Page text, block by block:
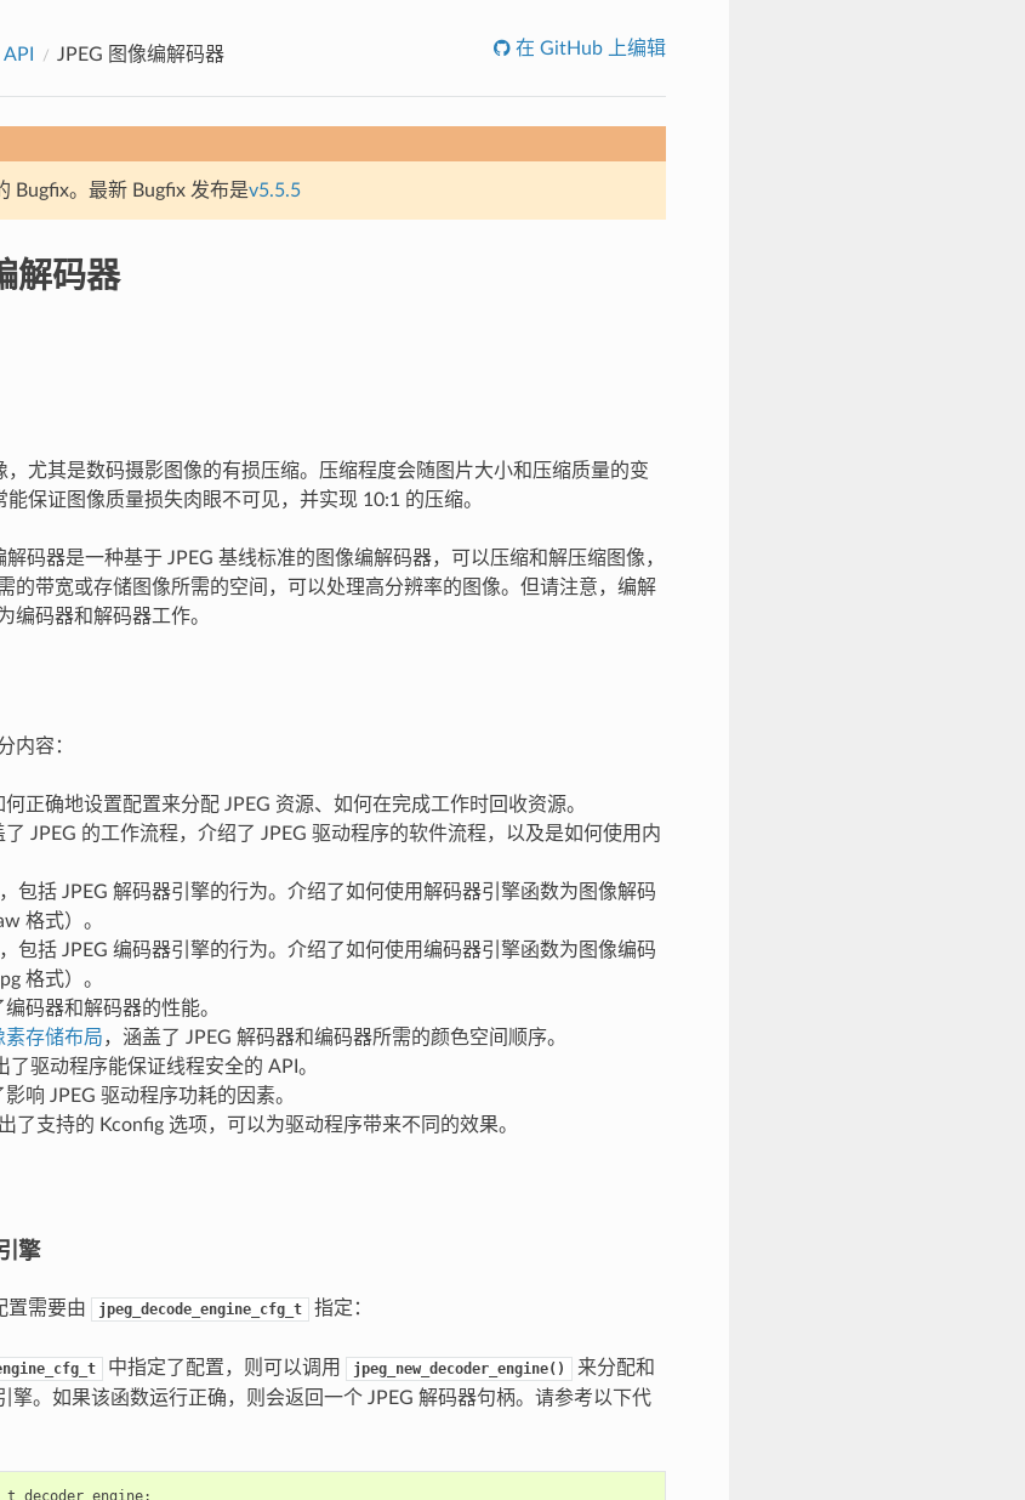
JPEG 图像编解码器 在 GitHub 上编辑
Bugfix。最新 Bugfix 发布是v5.5.5
解码器
，尤其是数码摄影图像的有损压缩。压缩程度会随图片大小和压缩质量的变
能保证图像质量损失肉眼不可见，并实现 10:1 的压缩。
解码器是一种基于 JPEG 基线标准的图像编解码器，可以压缩和解压缩图像，
的带宽或存储图像所需的空间，可以处理高分辨率的图像。但请注意，编解
编码器和解码器工作。
内容：
正确地设置配置来分配 JPEG 资源、如何在完成工作时回收资源。
了 JPEG 的工作流程，介绍了 JPEG 驱动程序的软件流程，以及是如何使用内
包括 JPEG 解码器引擎的行为。介绍了如何使用解码器引擎函数为图像解码
格式）。
包括 JPEG 编码器引擎的行为。介绍了如何使用编码器引擎函数为图像编码
格式）。
编码器和解码器的性能。
素存储布局，涵盖了 JPEG 解码器和编码器所需的颜色空间顺序。
了驱动程序能保证线程安全的 API。
影响 JPEG 驱动程序功耗的因素。
了支持的 Kconfig 选项，可以为驱动程序带来不同的效果。
擎
置需要由 jpeg_decode_engine_cfg_t 指定：
中指定了配置，则可以调用 jpeg_new_decoder_engine()
来分配和
擎。如果该函数运行正确，则会返回一个 JPEG 解码器句柄。请参考以下代
decoder_engine;